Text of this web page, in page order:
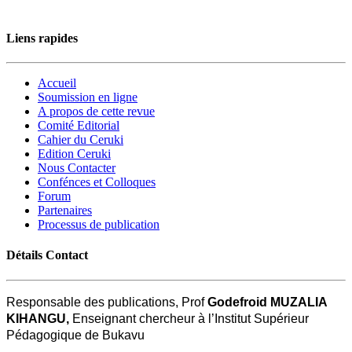
Liens rapides
Accueil
Soumission en ligne
A propos de cette revue
Comité Editorial
Cahier du Ceruki
Edition Ceruki
Nous Contacter
Confénces et Colloques
Forum
Partenaires
Processus de publication
Détails Contact
Responsable des publications, ProfGodefroid MUZALIA
KIHANGU, Enseignant chercheur à l’Institut Supérieur
Pédagogique de Bukavu